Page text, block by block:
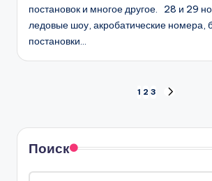
постановок и многое другое. 28 и 29
ледовые шоу, акробатические номера,
постановки…
записей
1 2 3
Поиск